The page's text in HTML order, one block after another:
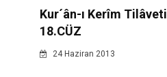
Kur´ân-ı Kerîm Tilâveti
18.CÜZ
24 Haziran 2013